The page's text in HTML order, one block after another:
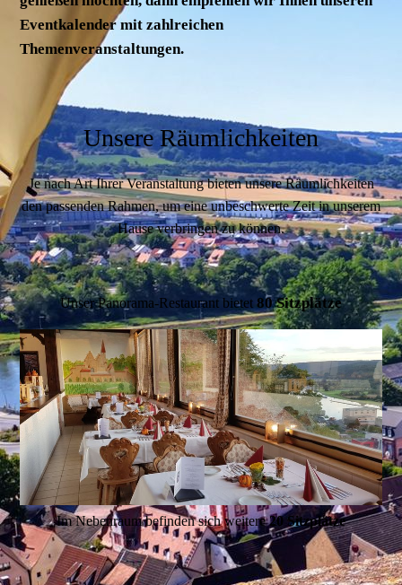
Eventkalender mit zahlreichen
Themenveranstaltungen.
Unsere Räumlichkeiten
Je nach Art Ihrer Veranstaltung bieten unsere Räumlichkeiten
den passenden Rahmen, um eine unbeschwerte Zeit in unserem
Hause verbringen zu können.
Unser Panorama-Restaurant bietet 80 Sitzplätze
Im Nebenraum befinden sich weitere20 Sitzplätze